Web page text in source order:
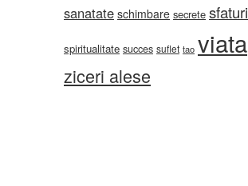
sanatate schimbare secrete sfaturi
spiritualitate succes suflet tao viata
ziceri alese